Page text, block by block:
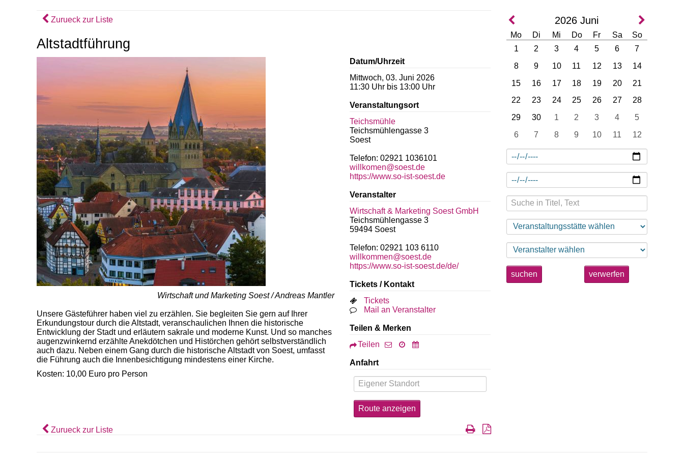
Zurueck zur Liste
Altstadtführung
Wirtschaft und Marketing Soest / Andreas Mantler
Unsere Gästeführer haben viel zu erzählen. Sie begleiten Sie gern auf Ihrer
Erkundungstour durch die Altstadt, veranschaulichen Ihnen die historische
Entwicklung der Stadt und erläutern sakrale und moderne Kunst. Und so manches
augenzwinkernd erzählte Anekdötchen und Histörchen gehört selbstverständlich
auch dazu. Neben einem Gang durch die historische Altstadt von Soest, umfasst
die Führung auch die Innenbesichtigung mindestens einer Kirche.
Kosten: 10,00 Euro pro Person
Datum/Uhrzeit
Mittwoch, 03. Juni 2026
11:30 Uhr bis 13:00 Uhr
Veranstaltungsort
Teichsmühle
Teichsmühlengasse 3
Soest
Telefon: 02921 1036101
willkomen@soest.de
https://www.so-ist-soest.de
Veranstalter
Wirtschaft & Marketing Soest GmbH
Teichsmühlengasse 3
59494Soest
Telefon: 02921 103 6110
willkommen@soest.de
https://www.so-ist-soest.de/de/
Tickets / Kontakt
Tickets
Mail an Veranstalter
Teilen & Merken
Teilen
Anfahrt
Zurueck zur Liste
2026 Juni
Mo Di Mi Do Fr Sa
So
1
2 3 4 5 6
7
8
9 10 11 12 13
14
15
16 17 18 19 20
21
22
23 24 25 26 27
28
29
30 1 2 3 4
5
6
7 8 9 10 11 12
suchen verwerfen